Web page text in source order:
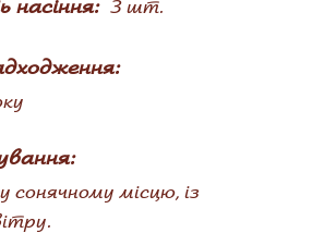
насіння: 3 шт.
сонячному місцю, із